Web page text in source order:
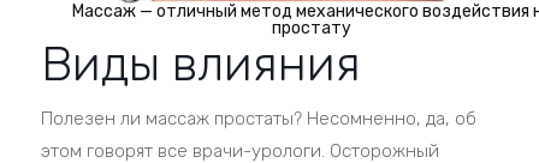
Массаж — отличный метод механического воздействия
простату
Виды влияния
Полезен ли массаж простаты? Несомненно, да, об
этом говорят все врачи-урологи. Осторожный